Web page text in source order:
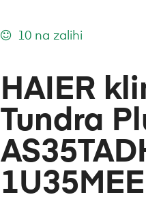
HAIER
Tundra
10 na zalihi